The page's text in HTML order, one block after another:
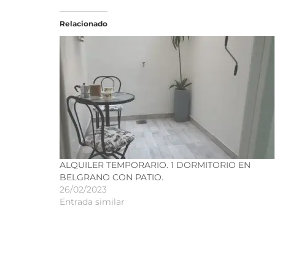
Relacionado
ALQUILER TEMPORARIO. 1 DORMITORIO EN
BELGRANO CON PATIO.
26/02/2023
Entrada similar